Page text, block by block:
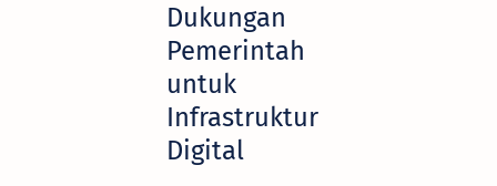
Dukungan
Pemerintah
untuk
Infrastruktur
Digital